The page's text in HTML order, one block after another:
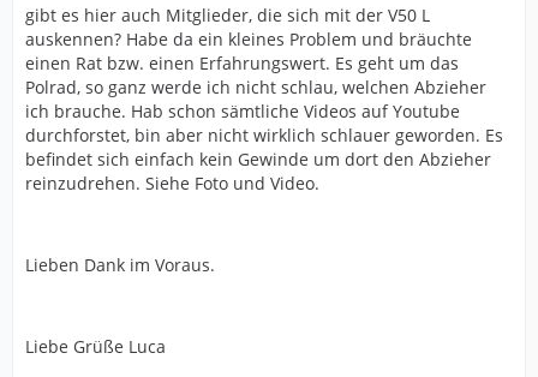
gibt es hier auch Mitglieder, die sich mit der V50 L
auskennen? Habe da ein kleines Problem und bräuchte
einen Rat bzw. einen Erfahrungswert. Es geht um das
Polrad, so ganz werde ich nicht schlau, welchen Abzieher
ich brauche. Hab schon sämtliche Videos auf Youtube
durchforstet, bin aber nicht wirklich schlauer geworden. Es
befindet sich einfach kein Gewinde um dort den Abzieher
reinzudrehen. Siehe Foto und Video.
Lieben Dank im Voraus.
Liebe Grüße Luca